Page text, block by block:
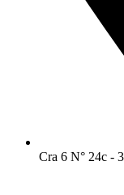
Cra 6 N° 24c -